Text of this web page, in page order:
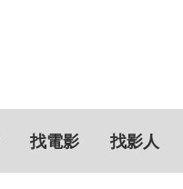
找電影 找影人